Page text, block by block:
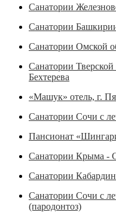
Санатории
Санатории
Санатории Омской
Санатории Тверской
Бехтерева
«Машук» отель, г.
Санатории Сочи с
Пансионат
Санатории Крыма -
Санатории
Санатории Сочи с
(пародонтоз)